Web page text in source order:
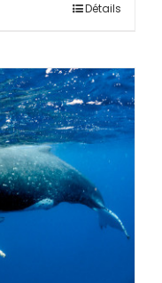
Détails